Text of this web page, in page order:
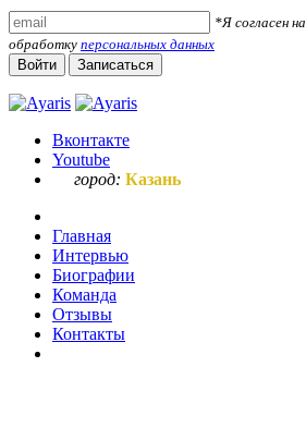
*Я согласен на
обработку персональных данных
Войти
Записаться
Вконтакте
Youtube
город: Казань
Главная
Интервью
Биографии
Команда
Отзывы
Контакты